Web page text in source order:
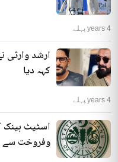
4 years پہلے
ارشد وارثی
کہہ دیا
4 years پہلے
اسٹیٹ
وفروخت سے